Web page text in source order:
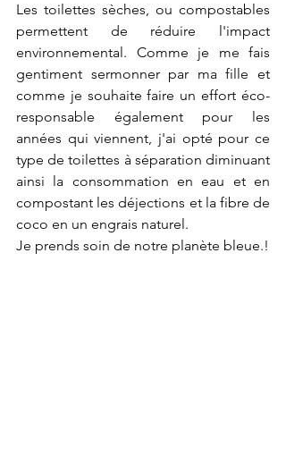
Les toilettes sèches, ou compostables
permettent de réduire l'impact
environnemental. Comme je me fais
gentiment sermonner par ma fille et
comme je souhaite faire un effort éco-
responsable également pour les
années qui viennent, j'ai opté pour ce
type de toilettes à séparation diminuant
ainsi la consommation en eau et en
compostant les déjections et la fibre de
coco en un engrais naturel.
Je prends soin de notre planète bleue.!